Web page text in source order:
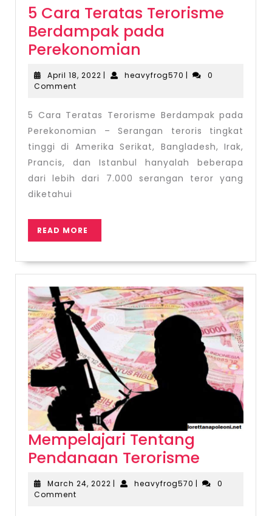
5 Cara Teratas Terorisme
Berdampak pada
Perekonomian
Cara
Teratas
Berdampak
pada
Perekonomian
April 18, 2022 April
| heavyfrog570 heavyfrog570
|
0
Comment
5 Cara Teratas Terorisme Berdampak pada
Perekonomian – Serangan teroris tingkat
tinggi di Amerika Serikat, Bangladesh, Irak,
Prancis, dan Istanbul hanyalah beberapa
dari lebih dari 7.000 serangan teror yang
diketahui
READ MORE
MORE
Mempelajari Tentang
Pendanaan Terorisme
Tentang
March 24, 2022 March
| heavyfrog570 heavyfrog570
|
0
Comment